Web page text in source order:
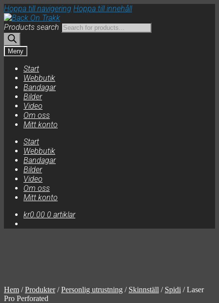
Hoppa till navigering Hoppa till innehåll
Products search
Meny
Start
Webbutik
Bandagar
Bilder
Video
Om oss
Mitt konto
Start
Webbutik
Bandagar
Bilder
Video
Om oss
Mitt konto
kr0.00 0 artiklar
Hem /Produkter/Personlig utrustning / Skinnställ / Spidi /Laser
Pro Perforated